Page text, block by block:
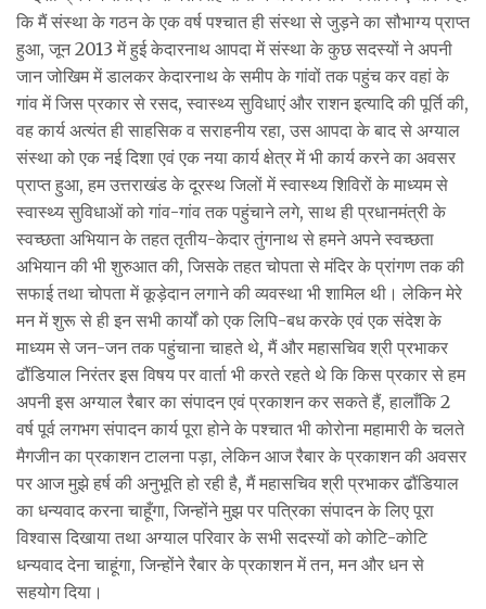
कि मैं संस्था के गठन के एक वर्ष पश्चात ही संस्था से जुड़ने का सौभाग्य प्राप्त
हुआ, जून 2013 में हुई केदारनाथ आपदा में संस्था के कुछ सदस्यों ने अपनी
जान जोखिम में डालकर केदारनाथ के समीप के गांवों तक पहुंच कर वहां के
गांव में जिस प्रकार से रसद, स्वास्थ्य सुविधाएं और राशन इत्यादि की पूर्ति की,
वह कार्य अत्यंत ही साहसिक व सराहनीय रहा, उस आपदा के बाद से अग्याल
संस्था को एक नई दिशा एवं एक नया कार्य क्षेत्र में भी कार्य करने का अवसर
प्राप्त हुआ, हम उत्तराखंड के दूरस्थ जिलों में स्वास्थ्य शिविरों के माध्यम से
स्वास्थ्य सुविधाओं को गांव-गांव तक पहुंचाने लगे, साथ ही प्रधानमंत्री के
स्वच्छता अभियान के तहत तृतीय-केदार तुंगनाथ से हमने अपने स्वच्छता
अभियान की भी शुरुआत की, जिसके तहत चोपता से मंदिर के प्रांगण तक की
सफाई तथा चोपता में कूड़ेदान लगाने की व्यवस्था भी शामिल थी। लेकिन मेरे
मन में शुरू से ही इन सभी कार्यों को एक लिपि-बध करके एवं एक संदेश के
माध्यम से जन-जन तक पहुंचाना चाहते थे, मैं और महासचिव श्री प्रभाकर
ढौंडियाल निरंतर इस विषय पर वार्ता भी करते रहते थे कि किस प्रकार से हम
अपनी इस अग्याल रैबार का संपादन एवं प्रकाशन कर सकते हैं, हालाँकि 2
वर्ष पूर्व लगभग संपादन कार्य पूरा होने के पश्चात भी कोरोना महामारी के चलते
मैगजीन का प्रकाशन टालना पड़ा, लेकिन आज रैबार के प्रकाशन की अवसर
पर आज मुझे हर्ष की अनुभूति हो रही है, मैं महासचिव श्री प्रभाकर ढौंडियाल
का धन्यवाद करना चाहूँगा, जिन्होंने मुझ पर पत्रिका संपादन के लिए पूरा
विश्वास दिखाया तथा अग्याल परिवार के सभी सदस्यों को कोटि-कोटि
धन्यवाद देना चाहूंगा, जिन्होंने रैबार के प्रकाशन में तन, मन और धन से
सहयोग दिया।